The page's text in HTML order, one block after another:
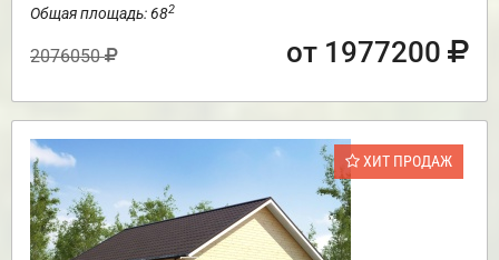
Общая площадь: 682
2076050 от 1977200
ХИТ ПРОДАЖ